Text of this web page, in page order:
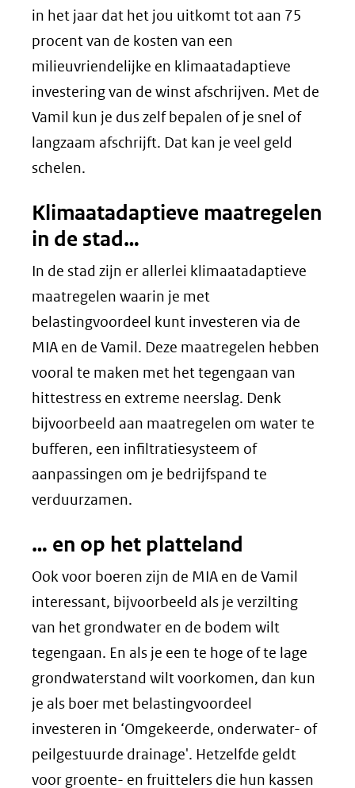
in het jaar dat het jou uitkomt tot aan 75
procent van de kosten van een
milieuvriendelijke en klimaatadaptieve
investering van de winst afschrijven. Met de
Vamil kun je dus zelf bepalen of je snel of
langzaam afschrijft. Dat kan je veel geld
schelen.
Klimaatadaptieve maatregelen
in de stad…
In de stad zijn er allerlei klimaatadaptieve
maatregelen waarin je met
belastingvoordeel kunt investeren via de
MIA en de Vamil. Deze maatregelen hebben
vooral te maken met het tegengaan van
hittestress en extreme neerslag. Denk
bijvoorbeeld aan maatregelen om water te
bufferen, een infiltratiesysteem of
aanpassingen om je bedrijfspand te
verduurzamen.
… en op het platteland
Ook voor boeren zijn de MIA en de Vamil
interessant, bijvoorbeeld als je verzilting
van het grondwater en de bodem wilt
tegengaan. En als je een te hoge of te lage
grondwaterstand wilt voorkomen, dan kun
je als boer met belastingvoordeel
investeren in ‘Omgekeerde, onderwater- of
peilgestuurde drainage'. Hetzelfde geldt
voor groente- en fruittelers die hun kassen